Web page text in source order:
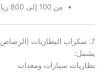
من 100 إلى 800 ريال للجهاز حسب الحجم
7. سكراب البطاريات (الرصاص)
يشمل:
بطاريات سيارات ومعدات